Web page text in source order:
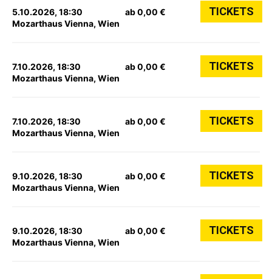
5.10.2026, 18:30
Mozarthaus Vienna, Wien
ab 0,00 € TICKETS
7.10.2026, 18:30
Mozarthaus Vienna, Wien
ab 0,00 € TICKETS
7.10.2026, 18:30
Mozarthaus Vienna, Wien
ab 0,00 € TICKETS
9.10.2026, 18:30
Mozarthaus Vienna, Wien
ab 0,00 € TICKETS
9.10.2026, 18:30
Mozarthaus Vienna, Wien
ab 0,00 € TICKETS